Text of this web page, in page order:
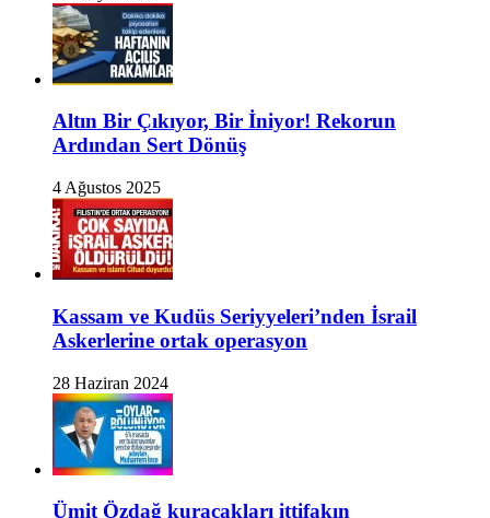
Altın Bir Çıkıyor, Bir İniyor! Rekorun
Ardından Sert Dönüş
4 Ağustos 2025
Kassam ve Kudüs Seriyyeleri’nden İsrail
Askerlerine ortak operasyon
28 Haziran 2024
Ümit Özdağ kuracakları ittifakın